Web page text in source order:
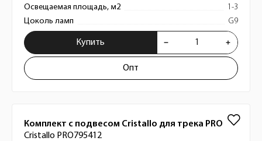
Освещаемая площадь, м2
1-3
Цоколь ламп
G9
Купить
Опт
Комплект с подвесом Cristallo для трека PRO
Cristallo PRO795412